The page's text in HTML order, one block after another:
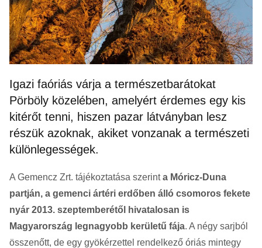
Igazi faóriás várja a természetbarátokat
Pörböly közelében, amelyért érdemes egy kis
kitérőt tenni, hiszen pazar látványban lesz
részük azoknak, akiket vonzanak a természeti
különlegességek.
A Gemencz Zrt. tájékoztatása szerinta Móricz-Duna
partján, a gemenci ártéri erdőben álló csomoros fekete
nyár 2013. szeptemberétől hivatalosan is
Magyarország legnagyobb kerületű fája. A négy sarjból
összenőtt, de egy gyökérzettel rendelkező óriás mintegy